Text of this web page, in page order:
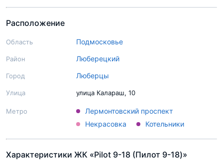
Расположение
Область Подмосковье
Район Люберецкий
Город Люберцы
Улица улица Калараш, 10
Метро
Лермонтовский проспект
Некрасовка
Котельники
Характеристики ЖК «Pilot 9-18 (Пилот 9-18)»